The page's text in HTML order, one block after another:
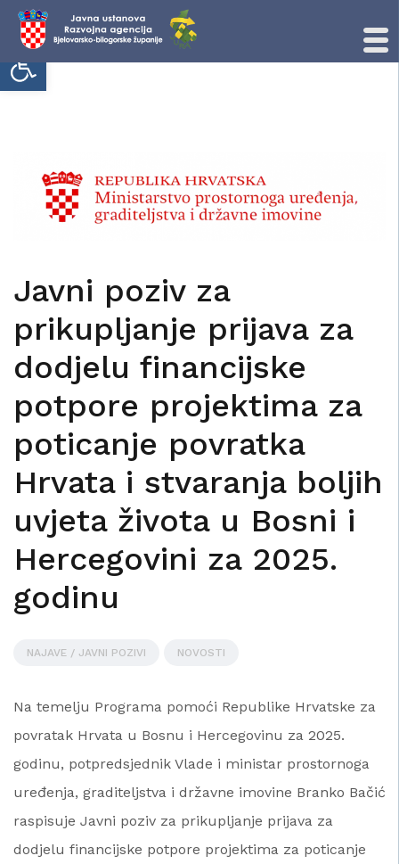
Open toolbar
Skip
to
Javni poziv za
prikupljanje prijava za
dodjelu financijske
potpore projektima za
poticanje povratka
Hrvata i stvaranja boljih
uvjeta života u Bosni i
Hercegovini za 2025.
godinu
NAJAVE / JAVNI POZIVI NOVOSTI
Na temelju Programa pomoći Republike Hrvatske za
povratak Hrvata u Bosnu i Hercegovinu za 2025.
godinu, potpredsjednik Vlade i ministar prostornoga
uređenja, graditeljstva i državne imovine Branko Bačić
raspisuje Javni poziv za prikupljanje prijava za
dodjelu financijske potpore projektima za poticanje